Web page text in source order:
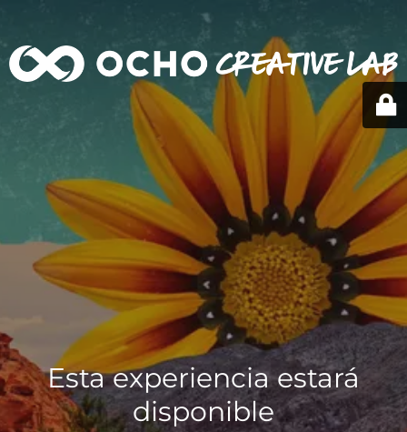
Esta experiencia estará
disponible